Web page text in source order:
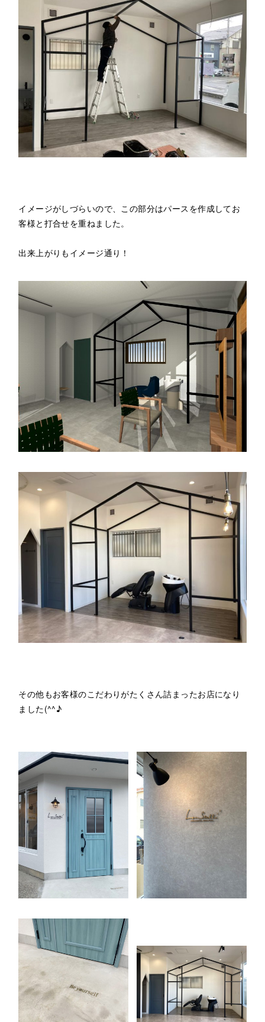
イメージがしづらいので、この部分はパースを作成してお
客様と打合せを重ねました。
出来上がりもイメージ通り！
その他もお客様のこだわりがたくさん詰まったお店になり
ました(^^♪